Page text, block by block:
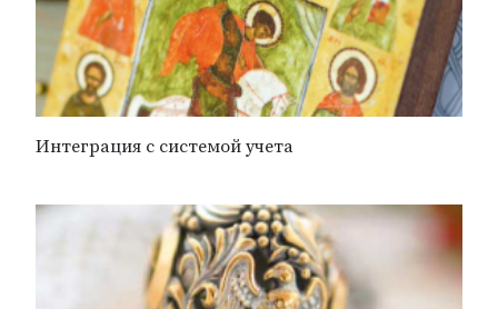
Интеграция с системой учета